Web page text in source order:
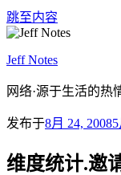
跳至内容
Jeff Notes
网络·源于生活的热
发布于8月 24, 2008
维度统计.邀